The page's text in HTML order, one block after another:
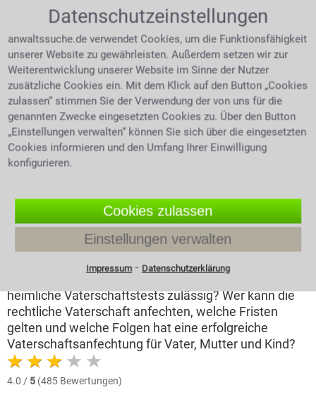
Expertentipp vom 05.08.2026
muss ich wissen?
Bestehen Zweifel an der biologischen Vaterschaft,
kann ein Vaterschaftstest Klarheit schaffen. Doch wer
darf einen solchen Test verlangen, wie wird er
heimliche Vaterschaftstests zulässig? Wer kann die
rechtliche Vaterschaft anfechten, welche Fristen
gelten und welche Folgen hat eine erfolgreiche
Vaterschaftsanfechtung für Vater, Mutter und Kind?
4.0 / 5 (485 Bewertungen)
Datenschutzeinstellungen
anwaltssuche.de verwendet Cookies, um die Funktionsfähigkeit
unserer Website zu gewährleisten. Außerdem setzen wir zur
Weiterentwicklung unserer Website im Sinne der Nutzer
zusätzliche Cookies ein. Mit dem Klick auf den Button „Cookies
zulassen“ stimmen Sie der Verwendung der von uns für die
genannten Zwecke eingesetzten Cookies zu. Über den Button
„Einstellungen verwalten“ können Sie sich über die eingesetzten
Cookies informieren und den Umfang Ihrer Einwilligung
konfigurieren.
Cookies zulassen
Einstellungen verwalten
Impressum⁃ Datenschutzerklärung